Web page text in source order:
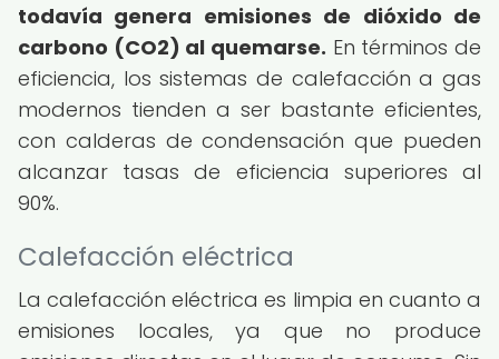
todavía genera emisiones de dióxido de
carbono (CO2) al quemarse. En términos de
eficiencia, los sistemas de calefacción a gas
modernos tienden a ser bastante eficientes,
con calderas de condensación que pueden
alcanzar tasas de eficiencia superiores al
90%.
Calefacción eléctrica
La calefacción eléctrica es limpia en cuanto a
emisiones locales, ya que no produce